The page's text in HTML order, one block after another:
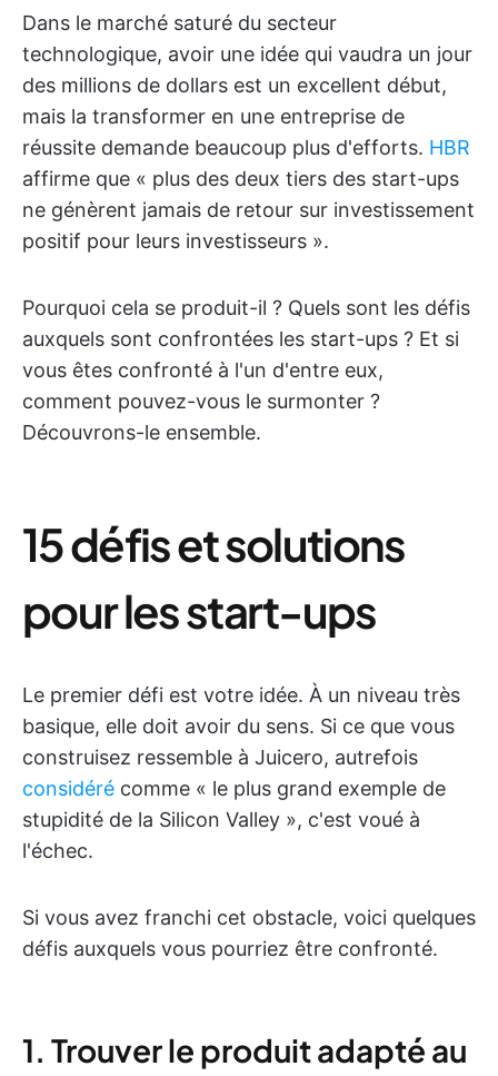
Dans le marché saturé du secteur
technologique, avoir une idée qui vaudra un jour
des millions de dollars est un excellent début,
mais la transformer en une entreprise de
réussite demande beaucoup plus d'efforts. HBR
affirme que « plus des deux tiers des start-ups
ne génèrent jamais de retour sur investissement
positif pour leurs investisseurs ».
Pourquoi cela se produit-il ? Quels sont les défis
auxquels sont confrontées les start-ups ? Et si
vous êtes confronté à l'un d'entre eux,
comment pouvez-vous le surmonter ?
Découvrons-le ensemble.
15 défis et solutions
pour les start-ups
Le premier défi est votre idée. À un niveau très
basique, elle doit avoir du sens. Si ce que vous
construisez ressemble à Juicero, autrefois
considéré comme « le plus grand exemple de
stupidité de la Silicon Valley », c'est voué à
l'échec.
Si vous avez franchi cet obstacle, voici quelques
défis auxquels vous pourriez être confronté.
1. Trouver le produit adapté au